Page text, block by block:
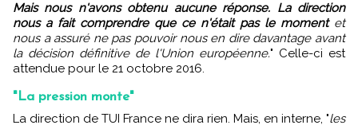
Mais nous n'avons obtenu aucune réponse. La direction
nous a fait comprendre que ce n'était pas le momentet
nous a assuré ne pas pouvoir nous en dire davantage avant
la décision définitive de l'Union européenne." Celle-ci est
attendue pour le 21 octobre 2016.
"La pression monte"
La direction de TUI France ne dira rien. Mais, en interne, "les